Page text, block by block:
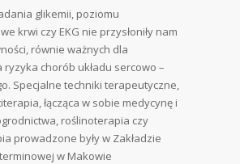
glikemii, poziomu
krwi czy EKG nie przysłoniły nam
równie ważnych dla
ryzyka chorób układu sercowo –
Specjalne techniki terapeutyczne,
łącząca w sobie medycynę i
roślinoterapia czy
prowadzone były w Zakładzie
w Makowie